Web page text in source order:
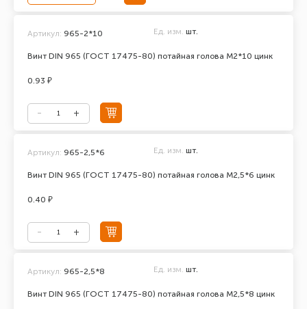
Винт DIN 965 (ГОСТ 17475-80) потайная голова М2*10 цинк
Артикул: 965-2*10 Ед. изм. шт.
0.93 ₽
Винт DIN 965 (ГОСТ 17475-80) потайная голова М2,5*6 цинк
Артикул: 965-2,5*6 Ед. изм. шт.
0.40 ₽
Винт DIN 965 (ГОСТ 17475-80) потайная голова М2,5*8 цинк
Артикул: 965-2,5*8 Ед. изм. шт.